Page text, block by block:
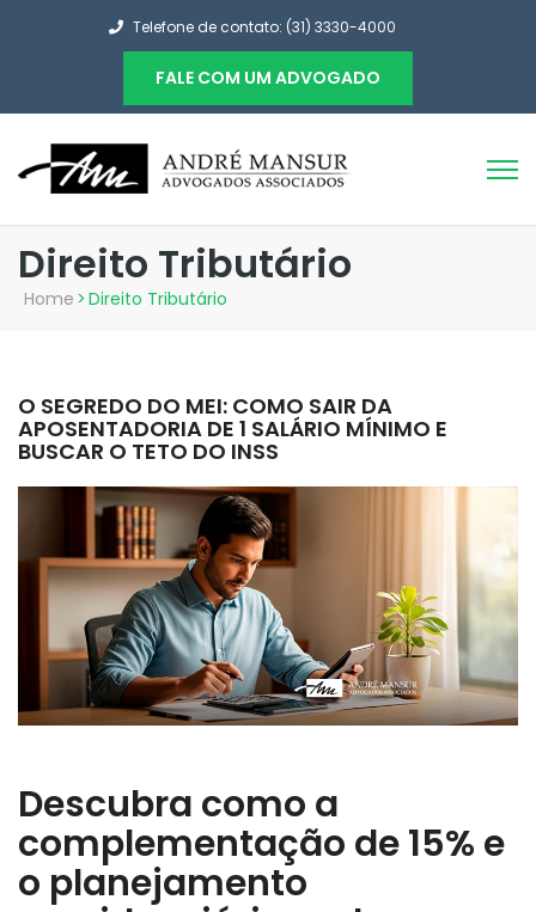
Telefone de contato: (31) 3330-4000
FALE COM UM ADVOGADO
Direito Tributário
Home > Direito Tributário
O SEGREDO DO MEI: COMO SAIR DA
APOSENTADORIA DE 1 SALÁRIO MÍNIMO E
BUSCAR O TETO DO INSS
Descubra como a
complementação de 15% e
o planejamento